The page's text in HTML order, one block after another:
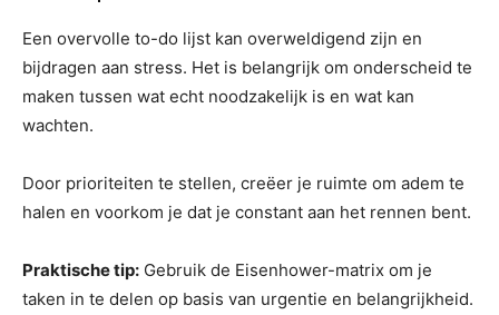
Een overvolle to-do lijst kan overweldigend zijn en
bijdragen aan stress. Het is belangrijk om onderscheid te
maken tussen wat echt noodzakelijk is en wat kan
wachten.
Door prioriteiten te stellen, creëer je ruimte om adem te
halen en voorkom je dat je constant aan het rennen bent.
Praktische tip: Gebruik de Eisenhower-matrix om je
taken in te delen op basis van urgentie en belangrijkheid.